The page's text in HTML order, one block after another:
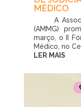
MÉDICO
A
(AMMG)
março, o II
Médico, no
LER MAIS